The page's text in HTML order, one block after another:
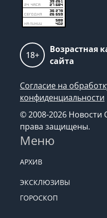
18+
Возрастная
сайта
Согласие на
конфиденциальности
© 2008-2026 Новости
права защищены.
Меню
АРХИВ
ЭКСКЛЮЗИВЫ
ГОРОСКОП